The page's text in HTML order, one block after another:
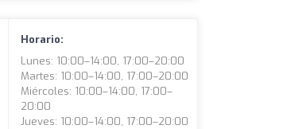
Horario:
Lunes: 10:00–14:00, 17:00–20:00
Martes: 10:00–14:00, 17:00–20:00
Miércoles: 10:00–14:00, 17:00–
20:00
Jueves: 10:00–14:00, 17:00–20:00